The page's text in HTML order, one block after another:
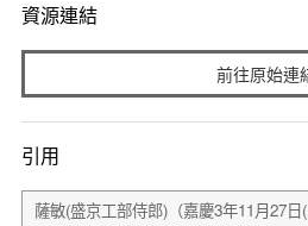
資源連結
前往原始連
引用